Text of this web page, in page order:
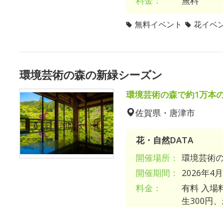
無料イベント 花イベ
環境芸術の森の新緑シーズン
環境芸術の森で約1万本
佐賀県・唐津市
花・自然DATA
開催場所： 環境芸術
開催期間：
2026年4
料金：
有料 入場
生300円